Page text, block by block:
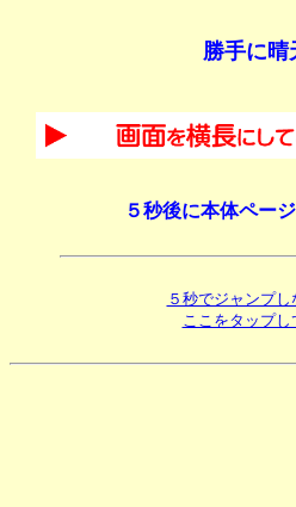
勝手に晴
５秒後に本体ペー
５秒でジャンプ
ここをタップし